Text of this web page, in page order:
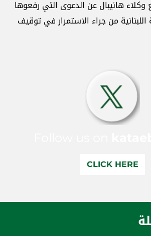
وكلاء هانيبال عن الدعوى التي رفعوها
من جراء الاستمرار في توقيف
CLICK HERE